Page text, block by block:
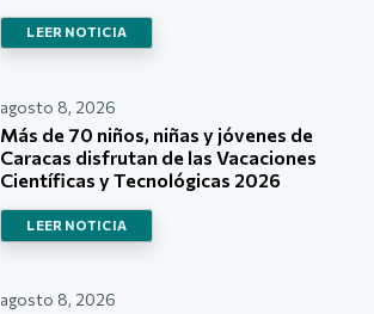
LEER NOTICIA
agosto 8, 2026
Más de 70 niños, niñas y jóvenes de
Caracas disfrutan de las Vacaciones
Científicas y Tecnológicas 2026
LEER NOTICIA
agosto 8, 2026